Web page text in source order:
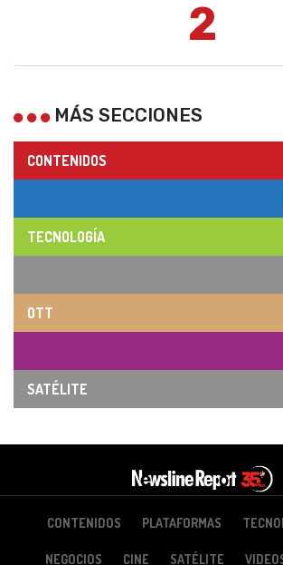
2
MÁS SECCIONES
CONTENIDOS
TECNOLOGÍA
OTT
SATÉLITE
CONTENIDOS PLATAFORMAS
NEGOCIOS CINE SATÉLITE